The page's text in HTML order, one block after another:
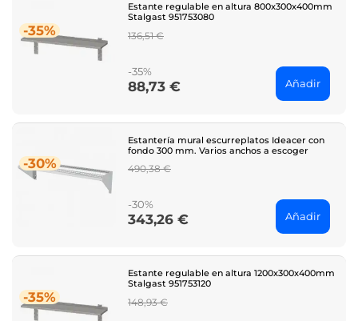
-35%
Estante regulable en altura 800x300x400mm
Stalgast 951753080
Regular
136,51 €
-35%
Price
88,73 € Añadir
-30%
Estantería mural escurreplatos Ideacer con
fondo 300 mm. Varios anchos a escoger
Regular
490,38 €
-30%
Price
343,26 € Añadir
-35%
Estante regulable en altura 1200x300x400mm
Stalgast 951753120
Regular
148,93 €